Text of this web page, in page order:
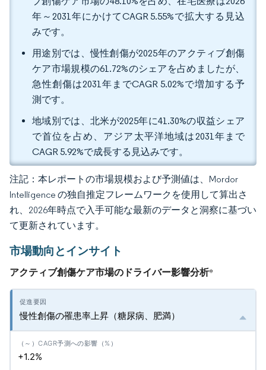
年～2031年にかけてCAGR 5.55%で拡大する見込
みです。
用途別では、慢性創傷が2025年のアクティブ創傷
ケア市場規模の61.72%のシェアを占めましたが、
急性創傷は2031年までCAGR 5.02%で増加する予
測です。
地域別では、北米が2025年に41.30%の収益シェア
で首位を占め、アジア太平洋地域は2031年まで
CAGR 5.92%で成長する見込みです。
注記：本レポートの市場規模および予測値は、Mordor
Intelligence の独自推定フレームワークを使用して算出さ
れ、2026年時点で入手可能な最新のデータと洞察に基づい
て更新されています。
市場動向とインサイト
アクティブ創傷ケア市場のドライバー影響分析*
慢性創傷の罹患率上昇（糖尿病、肥満）
+1.2%